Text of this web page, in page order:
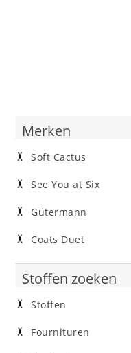
Merken
Soft Cactus
See You at Six
Gütermann
Coats Duet
Stoffen zoeken
Stoffen
Fournituren